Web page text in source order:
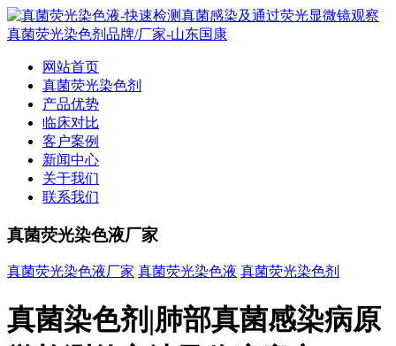
网站首页
真菌荧光染色剂
产品优势
临床对比
客户案例
新闻中心
关于我们
联系我们
真菌荧光染色液厂家
真菌荧光染色液厂家 真菌荧光染色液 真菌荧光染色剂
真菌染色剂|肺部真菌感染病原